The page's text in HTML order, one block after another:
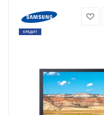
КРЕДИТ